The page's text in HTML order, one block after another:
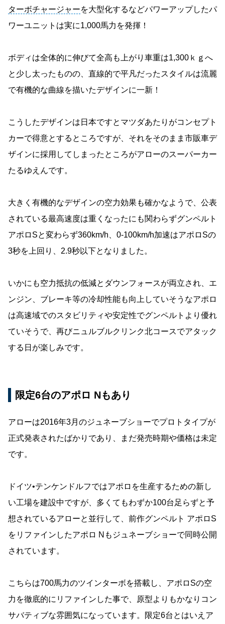
ターボチャージャーを大型化するなどパワーアップしたパ
ワーユニットは実に1,000馬力を発揮！
ボディは全体的に伸びて全高も上がり車重は1,300ｋｇへ
と少し太ったものの、直線的で平凡だったスタイルは流麗
で有機的な曲線を描いたデザインに一新！
こうしたデザインは日本ですとマツダあたりがコンセプト
カーで得意とするところですが、それをそのまま市販車デ
ザインに採用してしまったところがアローのスーパーカー
たるゆえんです。
大きく有機的なデザインの空力効果も確かなようで、公表
されている最高速度は重くなったにも関わらずグンペルト
アポロSと変わらず360km/h、0-100km/h加速はアポロSの
3秒を上回り、2.9秒以下となりました。
いかにも空力抵抗の低減とダウンフォースが両立され、エ
ンジン、ブレーキ等の冷却性能も向上していそうなアポロ
は高速域でのスタビリティや安定性でグンペルトより優れ
ていそうで、再びニュルブルクリンク北コースでアタック
する日が楽しみです。
限定6台のアポロ Nもあり
アローは2016年3月のジュネーブショーでプロトタイプが
正式発表されたばかりであり、まだ発売時期や価格は未定
です。
ドイツ•テンケンドルフではアポロを生産するための新し
い工場を建設中ですが、多くてもわずか100台足らずと予
想されているアローと並行して、前作グンペルト アポロS
をリファインしたアポロ Nもジュネーブショーで同時公開
されています。
こちらは700馬力のツインターボを搭載し、アポロSの空
力を徹底的にリファインした事で、原型よりもかなりコン
サバティブな雰囲気になっています。限定6台とはいえア